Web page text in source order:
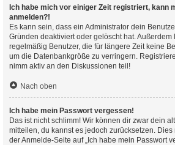
Ich habe mich vor einiger Zeit registriert, kann
anmelden?!
Es kann sein, dass ein Administrator dein
Gründen deaktiviert oder gelöscht hat.
regelmäßig Benutzer, die für längere Zeit keine
um die Datenbankgröße zu verringern.
nimm aktiv an den Diskussionen teil!
Nach oben
Ich habe mein Passwort vergessen!
Das ist nicht schlimm! Wir können dir zwar dein
mitteilen, du kannst es jedoch zurücksetzen.
der Anmelde-Seite auf „Ich habe mein Passwort